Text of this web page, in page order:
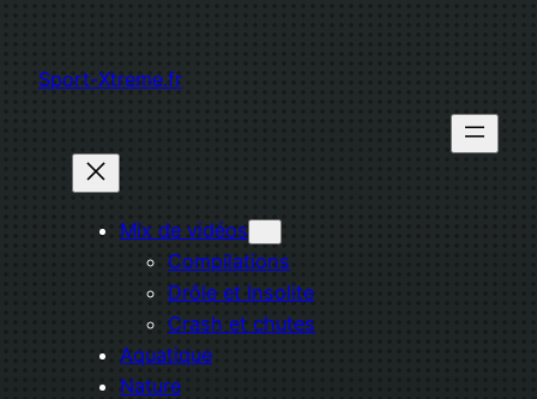
contenu
Sport-Xtreme.fr
Mix de vidéos
Compilations
Drôle et Insolite
Crash et chutes
Aquatique
Nature